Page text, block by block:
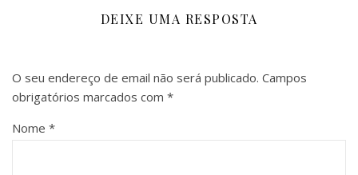
DEIXE UMA RESPOSTA
O seu endereço de email não será publicado. Campos
obrigatórios marcados com *
Nome *